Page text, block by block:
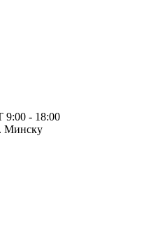
9:00 - 18:00
Минску